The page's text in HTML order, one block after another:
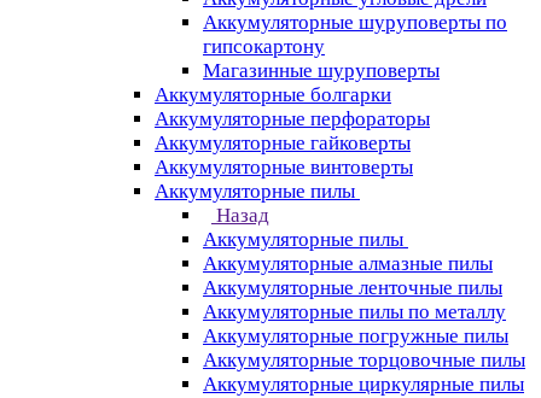
Аккумуляторные шуруповерты по
гипсокартону
Магазинные шуруповерты
Аккумуляторные болгарки
Аккумуляторные перфораторы
Аккумуляторные гайковерты
Аккумуляторные винтоверты
Аккумуляторные пилы
Назад
Аккумуляторные пилы
Аккумуляторные алмазные пилы
Аккумуляторные ленточные пилы
Аккумуляторные пилы по металлу
Аккумуляторные погружные пилы
Аккумуляторные торцовочные пилы
Аккумуляторные циркулярные пилы